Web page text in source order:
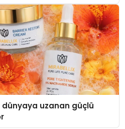
dünyaya uzanan güçlü